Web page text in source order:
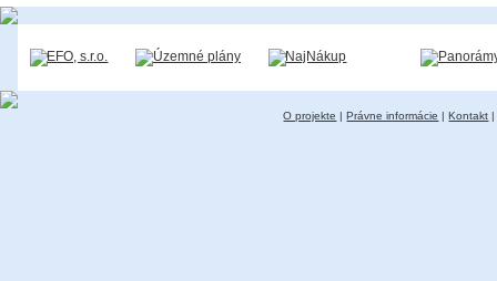
O projekte |Právne informácie |Kontakt